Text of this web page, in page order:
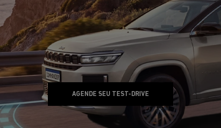
AGENDE SEU TEST-DRIVE